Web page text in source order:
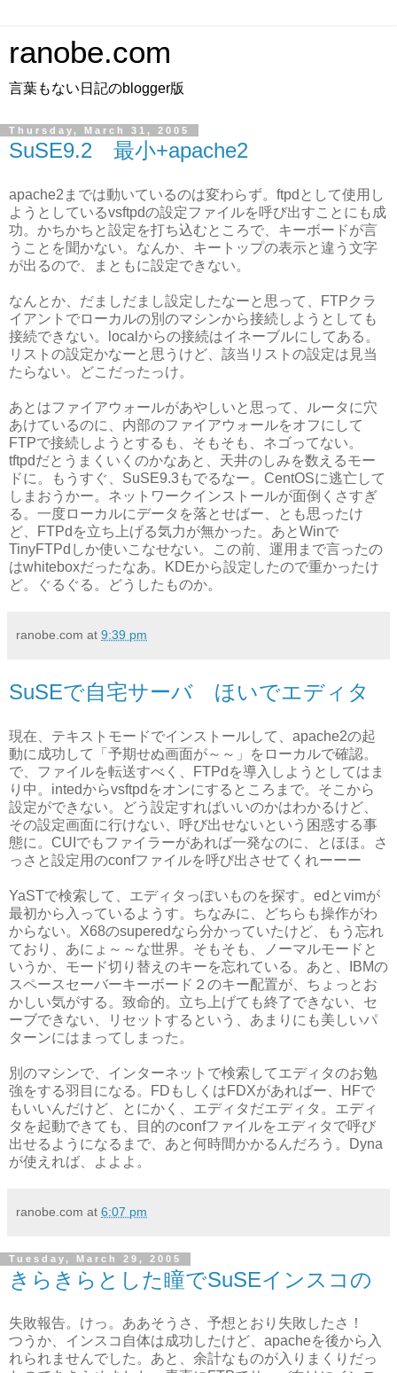
ranobe.com
言葉もない日記のblogger版
Thursday, March 31, 2005
SuSE9.2 最小+apache2
apache2までは動いているのは変わらず。ftpdとして使用し
ようとしているvsftpdの設定ファイルを呼び出すことにも成
功。かちかちと設定を打ち込むところで、キーボードが言
うことを聞かない。なんか、キートップの表示と違う文字
が出るので、まともに設定できない。
なんとか、だましだまし設定したなーと思って、FTPクラ
イアントでローカルの別のマシンから接続しようとしても
接続できない。localからの接続はイネーブルにしてある。
リストの設定かなーと思うけど、該当リストの設定は見当
たらない。どこだったっけ。
あとはファイアウォールがあやしいと思って、ルータに穴
あけているのに、内部のファイアウォールをオフにして
FTPで接続しようとするも、そもそも、ネゴってない。
tftpdだとうまくいくのかなあと、天井のしみを数えるモー
ドに。もうすぐ、SuSE9.3もでるなー。CentOSに逃亡して
しまおうかー。ネットワークインストールが面倒くさすぎ
る。一度ローカルにデータを落とせばー、とも思ったけ
ど、FTPdを立ち上げる気力が無かった。あとWinで
TinyFTPdしか使いこなせない。この前、運用まで言ったの
はwhiteboxだったなあ。KDEから設定したので重かったけ
ど。ぐるぐる。どうしたものか。
ranobe.com at 9:39 pm
SuSEで自宅サーバ ほいでエディタ
現在、テキストモードでインストールして、apache2の起
動に成功して「予期せぬ画面が～～」をローカルで確認。
で、ファイルを転送すべく、FTPdを導入しようとしてはま
り中。intedからvsftpdをオンにするところまで。そこから
設定ができない。どう設定すればいいのかはわかるけど、
その設定画面に行けない、呼び出せないという困惑する事
態に。CUIでもファイラーがあれば一発なのに、とほほ。さ
っさと設定用のconfファイルを呼び出させてくれーーー
YaSTで検索して、エディタっぽいものを探す。edとvimが
最初から入っているようす。ちなみに、どちらも操作がわ
からない。X68のsuperedなら分かっていたけど、もう忘れ
ており、あにょ～～な世界。そもそも、ノーマルモードと
いうか、モード切り替えのキーを忘れている。あと、IBMの
スペースセーバーキーボード２のキー配置が、ちょっとお
かしい気がする。致命的。立ち上げても終了できない、セ
ーブできない、リセットするという、あまりにも美しいパ
ターンにはまってしまった。
別のマシンで、インターネットで検索してエディタのお勉
強をする羽目になる。FDもしくはFDXがあればー、HFで
もいいんだけど、とにかく、エディタだエディタ。エディ
タを起動できても、目的のconfファイルをエディタで呼び
出せるようになるまで、あと何時間かかるんだろう。Dyna
が使えれば、よよよ。
ranobe.com at 6:07 pm
Tuesday, March 29, 2005
きらきらとした瞳でSuSEインスコの
失敗報告。けっ。ああそうさ、予想とおり失敗したさ！
つうか、インスコ自体は成功したけど、apacheを後から入
れられませんでした。あと、余計なものが入りまくりだっ